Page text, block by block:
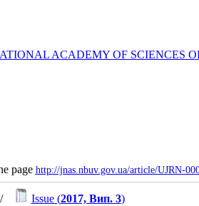
ACADEMY OF SCIENCES
page http://jnas.nbuv.gov.ua/article/UJRN-
Issue (2017, Вип. 3)